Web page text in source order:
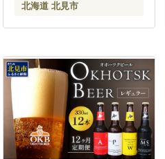
北海道 北見市